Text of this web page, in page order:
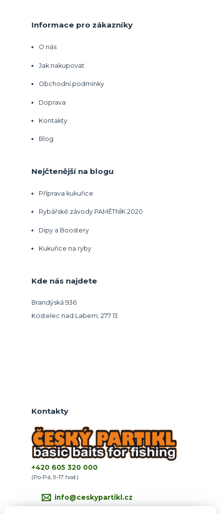
Informace pro zákazníky
O nás
Jak nakupovat
Obchodní podmínky
Doprava
Kontakty
Blog
Nejčtenější na blogu
Příprava kukuřice
Rybářské závody PAMĚTNÍK 2020
Dipy a Boostery
Kukuřice na ryby
Kde nás najdete
Brandýská 936
Kostelec nad Labem, 277 13
Kontakty
+420 605 320 000
(Po-Pá, 9-17 hod.)
info@ceskypartikl.cz